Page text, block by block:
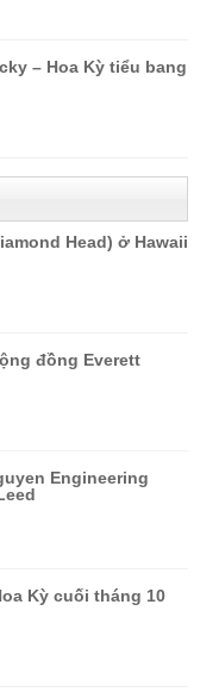
– Hoa Kỳ tiểu bang
Head) ở Hawaii
đồng Everett
Engineering
Kỳ cuối tháng 10